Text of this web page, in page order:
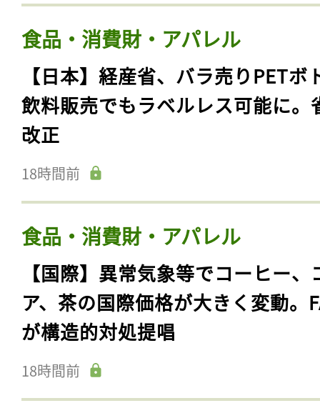
食品・消費財・アパレル
【日本】経産省、バラ売りPETボ
飲料販売でもラベルレス可能に。
改正
18時間前
食品・消費財・アパレル
【国際】異常気象等でコーヒー、
ア、茶の国際価格が大きく変動。
が構造的対処提唱
18時間前